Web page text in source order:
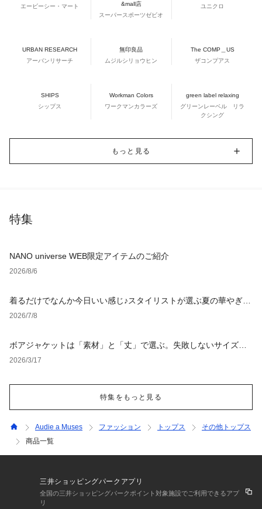
エービーシー・マート
&mall店
スーパースポーツゼビオ
ユニクロ
URBAN RESEARCH
アーバンリサーチ
無印良品
ムジルシリョウヒン
The COMP＿US
ザコンプアス
SHIPS
シップス
Workman Colors
ワークマンカラーズ
green label relaxing
グリーンレーベル リラ
クシング
もっと見る
特集
NANO universe WEB限定アイテムのご紹介
2026/8/6
着るだけでなんか今日いい感じ♪スタイリストが選ぶ夏の華やぎア
イテム4選
2026/7/8
ボアジャケットは「素材」と「丈」で選ぶ。失敗しないサイズ選
びと鉄板レイヤード術を徹底解説【レディース・メンズ】
2026/3/17
特集をもっと見る
Audie a Muses ファッション トップス
その他トップス
商品一覧
三井ショッピングパークアプリ
全国の三井ショッピングパークポイント対象施設でご利用できるアプ
リ